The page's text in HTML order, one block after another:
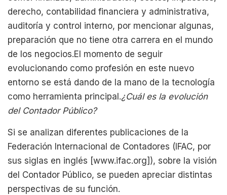
derecho, contabilidad financiera y administrativa,
auditoría y control interno, por mencionar algunas,
preparación que no tiene otra carrera en el mundo
de los negocios.El momento de seguir
evolucionando como profesión en este nuevo
entorno se está dando de la mano de la tecnología
como herramienta principal.¿Cuál es la evolución
del Contador Público?
Si se analizan diferentes publicaciones de la
Federación Internacional de Contadores (IFAC, por
sus siglas en inglés [www.ifac.org]), sobre la visión
del Contador Público, se pueden apreciar distintas
perspectivas de su función.